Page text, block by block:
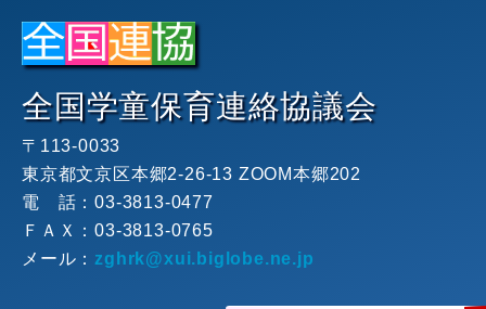
全国学童保育連絡協議会
〒113-0033
東京都文京区本郷2-26-13 ZOOM本郷202
電 話：03-3813-0477
ＦＡＸ：03-3813-0765
メール： zghrk xui.biglobe.ne.jp